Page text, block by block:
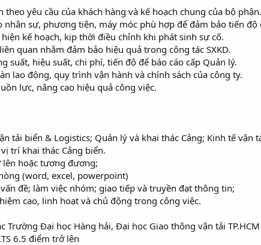
yêu cầu của khách hàng và kế hoạch chung của bộ phận.
nhân sự, phương tiện, máy móc phù hợp để đảm bảo tiến độ
kế hoạch, kịp thời điều chỉnh khi phát sinh sự cố.
quan nhằm đảm bảo hiệu quả trong công tác SXKD.
suất, hiệu suất, chi phí, tiến độ để báo cáo cấp Quản lý.
lao động, quy trình vận hành và chính sách của công ty.
lực, nâng cao hiệu quả công việc.
tải biển & Logistics; Quản lý và khai thác Cảng; Kinh tế vận
trí khai thác Cảng biển.
hoặc tương đương;
(word, excel, powerpoint)
đề; làm việc nhóm; giao tiếp và truyền đạt thông tin;
cao, linh hoạt và chủ động trong công việc.
Trường Đại học Hàng hải, Đại học Giao thông vận tải
6.5 điểm trở lên